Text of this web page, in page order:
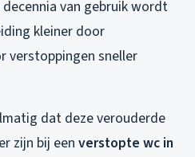
decennia van gebruik wordt
kleiner door
verstoppingen sneller
dat deze verouderde
zijn bij een verstopte wc in